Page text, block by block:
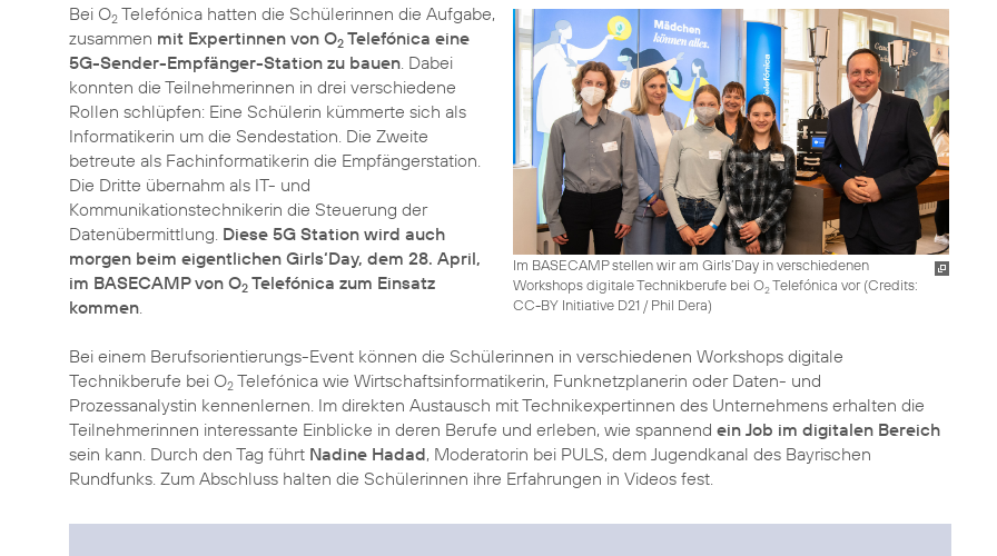
Im BASECAMP stellen wir am Girls’Day in verschiedenen
Workshops digitale Technikberufe bei O2Telefónica vor (Credits:
CC-BY Initiative D21 / Phil Dera)
Bei O2 Telefónica hatten die Schülerinnen die Aufgabe,
zusammen mit Expertinnen von O2 Telefónica eine
5G-Sender-Empfänger-Station zu bauen . Dabei
konnten die Teilnehmerinnen in drei verschiedene
Rollen schlüpfen: Eine Schülerin kümmerte sich als
Informatikerin um die Sendestation. Die Zweite
betreute als Fachinformatikerin die Empfängerstation.
Die Dritte übernahm als IT- und
Kommunikationstechnikerin die Steuerung der
Datenübermittlung. Diese 5G Station wird auch
morgen beim eigentlichen Girls‘Day, dem 28. April,
im BASECAMP von O2 Telefónica zum Einsatz
kommen
Bei einem Berufsorientierungs-Event können die Schülerinnen in verschiedenen Workshops digitale
Technikberufe bei O2 Telefónica wie Wirtschaftsinformatikerin, Funknetzplanerin oder Daten- und
Prozessanalystin kennenlernen. Im direkten Austausch mit Technikexpertinnen des Unternehmens erhalten die
Teilnehmerinnen interessante Einblicke in deren Berufe und erleben, wie spannend ein Job im digitalen Bereich
sein kann. Durch den Tag führt Nadine Hadad, Moderatorin bei PULS, dem Jugendkanal des Bayrischen
Rundfunks. Zum Abschluss halten die Schülerinnen ihre Erfahrungen in Videos fest.